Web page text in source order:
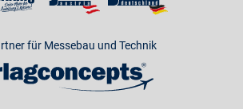
für Messebau und Technik